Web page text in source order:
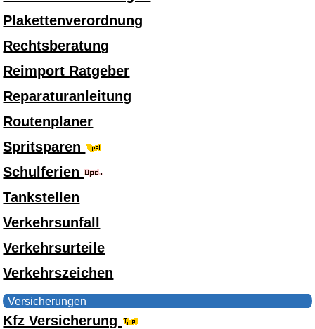
Plakettenverordnung
Rechtsberatung
Reimport Ratgeber
Reparaturanleitung
Routenplaner
Spritsparen
Schulferien
Tankstellen
Verkehrsunfall
Verkehrsurteile
Verkehrszeichen
Versicherungen
Kfz Versicherung